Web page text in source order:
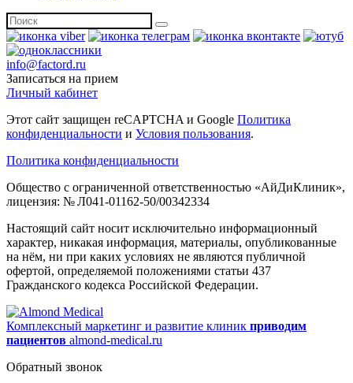
info@factord.ru
Записаться на прием
Личный кабинет
Этот сайт защищен reCAPTCHA и Google Политика
конфиденциальности и Условия пользования.
Политика конфиденциальности
Общество с ограниченной ответственностью «АйДиКлиник»,
лицензия: № Л041-01162-50/00342334
Настоящий сайт носит исключительно информационный
характер, никакая информация, материалы, опубликованные
на нём, ни при каких условиях не являются публичной
офертой, определяемой положениями статьи 437
Гражданского кодекса Российской Федерации.
Комплексный маркетинг и развитие клиник приводим
пациентов almond-medical.ru
Обратный звонок